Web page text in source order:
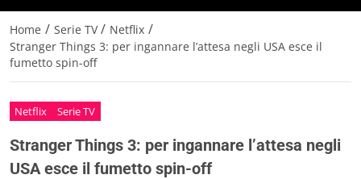
Home / Serie TV / Netflix /
Stranger Things 3: per ingannare l’attesa negli USA esce il
fumetto spin-off
Netflix Serie TV
Stranger Things 3: per ingannare l’attesa negli
USA esce il fumetto spin-off